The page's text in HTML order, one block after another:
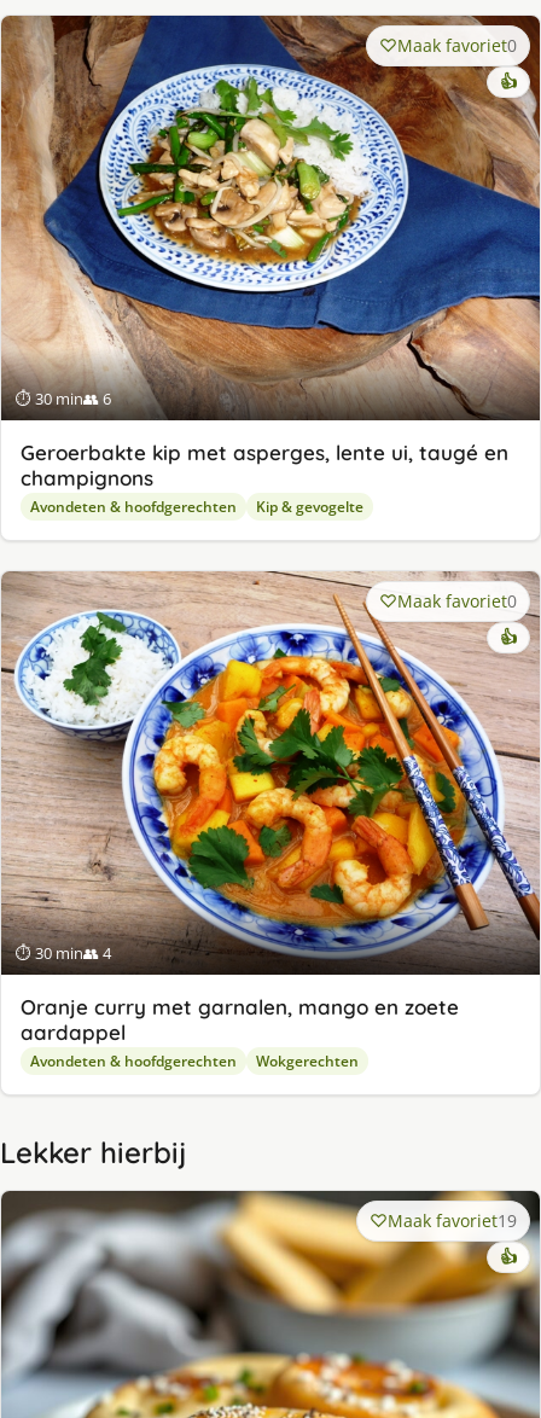
⏱ 30 min👥 6
Maak favoriet0
👍
Geroerbakte kip met asperges, lente ui, taugé en
champignons
Avondeten & hoofdgerechten Kip & gevogelte
⏱ 30 min👥 4
Maak favoriet0
👍
Oranje curry met garnalen, mango en zoete
aardappel
Avondeten & hoofdgerechten Wokgerechten
Lekker hierbij
Maak favoriet19
👍